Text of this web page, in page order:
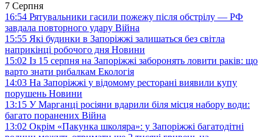
7 Серпня
16:54 Рятувальники гасили пожежу після обстрілу — РФ
завдала повторного удару Війна
15:55 Які будинки в Запоріжжі залишаться без світла
наприкінці робочого дня Новини
15:02 Із 15 серпня на Запоріжжі заборонять ловити раків: що
варто знати рибалкам Екологія
14:03 На Запоріжжі у відомому ресторані виявили купу
порушень Новини
13:15 У Марганці росіяни вдарили біля місця набору води:
багато поранених Війна
13:02 Окрім «Пакунка школяра»: у Запоріжжі багатодітні